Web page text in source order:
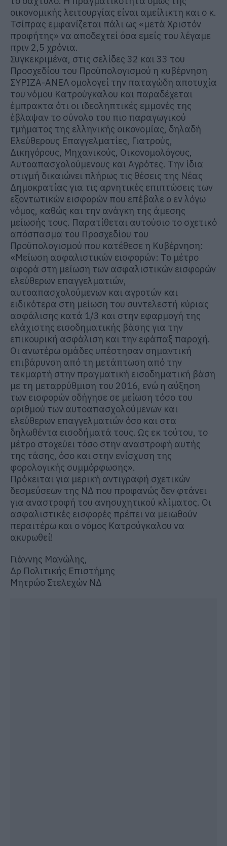
οικονομικής λειτουργίας είναι αμείλικτη και ο κ.
Τσίπρας εμφανίζεται πάλι ως «μετά Χριστόν
προφήτης» να αποδεχτεί όσα εμείς του λέγαμε
πριν 2,5 χρόνια.
Συγκεκριμένα, στις σελίδες 32 και 33 του
Προσχεδίου του Προϋπολογισμού η κυβέρνηση
ΣΥΡΙΖΑ-ΑΝΕΛ ομολογεί την παταγώδη αποτυχία
του νόμου Κατρούγκαλου και παραδέχεται
έμπρακτα ότι οι ιδεοληπτικές εμμονές της
έβλαψαν το σύνολο του πιο παραγωγικού
τμήματος της ελληνικής οικονομίας, δηλαδή
Ελεύθερους Επαγγελματίες, Γιατρούς,
Δικηγόρους, Μηχανικούς, Οικονομολόγους,
Αυτοαπασχολούμενους και Αγρότες. Την ίδια
στιγμή δικαιώνει πλήρως τις θέσεις της Νέας
Δημοκρατίας για τις αρνητικές επιπτώσεις των
εξοντωτικών εισφορών που επέβαλε ο εν λόγω
νόμος, καθώς και την ανάγκη της άμεσης
μείωσής τους. Παρατίθεται αυτούσιο το σχετικό
απόσπασμα του Προσχεδίου του
Προϋπολογισμού που κατέθεσε η Κυβέρνηση:
«Μείωση ασφαλιστικών εισφορών: Το μέτρο
αφορά στη μείωση των ασφαλιστικών εισφορών
ελεύθερων επαγγελματιών,
αυτοαπασχολούμενων και αγροτών και
ειδικότερα στη μείωση του συντελεστή κύριας
ασφάλισης κατά 1/3 και στην εφαρμογή της
ελάχιστης εισοδηματικής βάσης για την
επικουρική ασφάλιση και την εφάπαξ παροχή.
Οι ανωτέρω ομάδες υπέστησαν σημαντική
επιβάρυνση από τη μετάπτωση από την
τεκμαρτή στην πραγματική εισοδηματική βάση
με τη μεταρρύθμιση του 2016, ενώ η αύξηση
των εισφορών οδήγησε σε μείωση τόσο του
αριθμού των αυτοαπασχολούμενων και
ελεύθερων επαγγελματιών όσο και στα
δηλωθέντα εισοδήματά τους. Ως εκ τούτου, το
μέτρο στοχεύει τόσο στην αναστροφή αυτής
της τάσης, όσο και στην ενίσχυση της
φορολογικής συμμόρφωσης».
Πρόκειται για μερική αντιγραφή σχετικών
δεσμεύσεων της ΝΔ που προφανώς δεν φτάνει
για αναστροφή του ανησυχητικού κλίματος. Οι
ασφαλιστικές εισφορές πρέπει να μειωθούν
περαιτέρω και ο νόμος Κατρούγκαλου να
ακυρωθεί!
Γιάννης Μανώλης,
Δρ Πολιτικής Επιστήμης
Μητρώο Στελεχών ΝΔ